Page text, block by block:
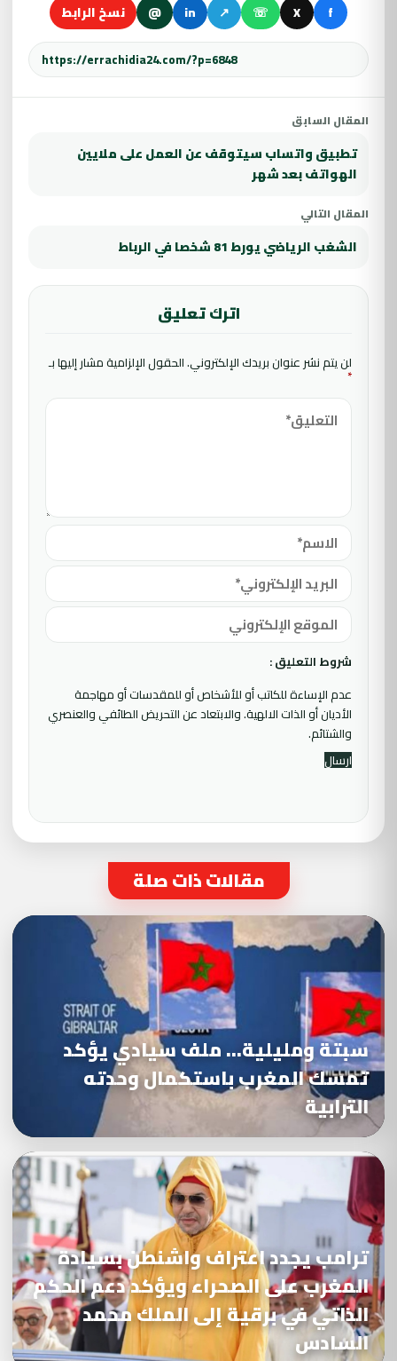
f
X
☏
↗
in
@ نسخ الرابط
المقال السابق
تطبيق واتساب سيتوقف عن العمل على ملايين
الهواتف بعد شهر
المقال التالي
الشغب الرياضي يورط 81 شخصا في الرباط
اترك تعليق
لن يتم نشر عنوان بريدك الإلكتروني.الحقول الإلزامية مشار إليها بـ
*
شروط التعليق :
عدم الإساءة للكاتب أو للأشخاص أو للمقدسات أو مهاجمة
الأديان أو الذات الالهية. والابتعاد عن التحريض الطائفي والعنصري
والشتائم.
مقالات ذات صلة
سبتة ومليلية… ملف سيادي يؤكد
تمسك المغرب باستكمال وحدته
الترابية
ترامب يجدد اعتراف واشنطن بسيادة
المغرب على الصحراء ويؤكد دعم الحكم
الذاتي في برقية إلى الملك محمد
السادس